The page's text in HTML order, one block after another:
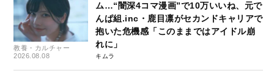
教養・カルチャー
2026.08.08
ム…“闇深4コマ漫画”で10万いいね、元で
んぱ組.inc・鹿目凛がセカンドキャリアで
抱いた危機感「このままではアイドル崩
れに」
キムラ